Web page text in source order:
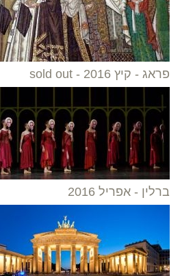
פראג - קיץ 2016 - sold out
ברלין - אפריל 2016